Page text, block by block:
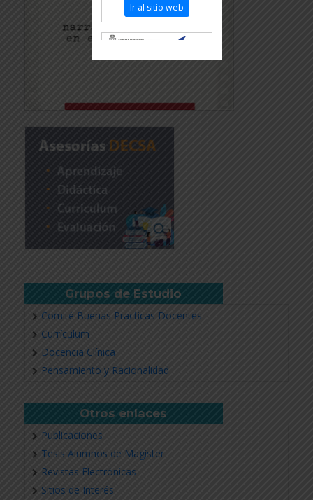
Grupos de Estudio
Comité Buenas Practicas Docentes
Currículum
Docencia Clínica
Pensamiento y Racionalidad
Otros enlaces
Publicaciones
Tesis Alumnos de Magíster
Revistas Electrónicas
Sitios de Interés
Ir al sitio web
Revisar más información